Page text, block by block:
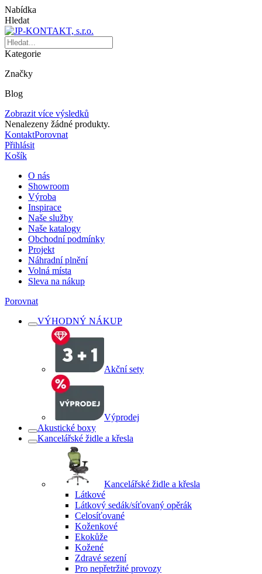
Nabídka
Hledat
Kategorie
Značky
Blog
Zobrazit více výsledků
Nenalezeny žádné produkty.
KontaktPorovnat
Přihlásit
Košík
O nás
Showroom
Výroba
Inspirace
Naše služby
Naše katalogy
Obchodní podmínky
Projekt
Náhradní plnění
Volná místa
Sleva na nákup
Porovnat
VÝHODNÝ NÁKUP
Akční sety
Výprodej
Akustické boxy
Kancelářské židle a křesla
Kancelářské židle a křesla
Látkové
Látkový sedák/síťovaný opěrák
Celosíťované
Koženkové
Ekokůže
Kožené
Zdravé sezení
Pro nepřetržité provozy